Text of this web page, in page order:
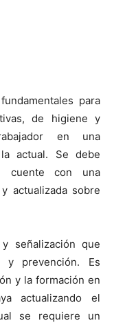
para
de higiene y
en una
actual. Se debe
cuente con una
actualizada sobre
señalización que
y prevención. Es
y la formación en
actualizando el
se requiere un